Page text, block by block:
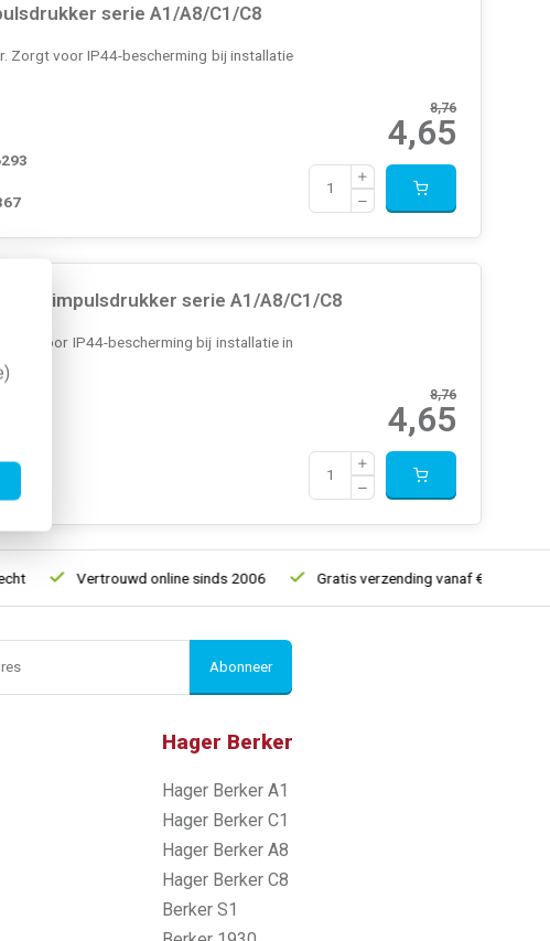
serie A1/A8/C1/C8
Zorgt voor IP44-bescherming bij installatie
8,76
4,65
impulsdrukker serie A1/A8/C1/C8
Voor IP44-bescherming bij installatie in
8,76
4,65
Vertrouwd online sinds 2006 Gratis verzending vanaf € 150
Abonneer
Hager Berker
Hager Berker A1
Hager Berker C1
Hager Berker A8
Hager Berker C8
Berker S1